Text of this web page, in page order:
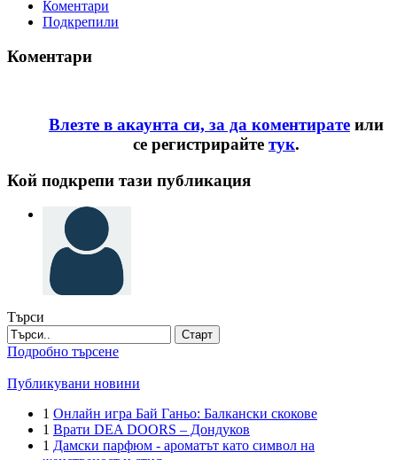
Коментари
Подкрепили
Коментари
Влезте в акаунта си, за да коментирате или
се регистрирайте тук.
Кой подкрепи тази публикация
Търси
Старт
Подробно търсене
Публикувани новини
1 Онлайн игра Бай Ганьо: Балкански скокове
1 Врати DEA DOORS – Дондуков
1 Дамски парфюм - ароматът като символ на